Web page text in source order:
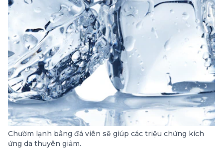
Chườm lạnh bằng đá viên sẽ giúp các triệu chứng kích
ứng da thuyên giảm.